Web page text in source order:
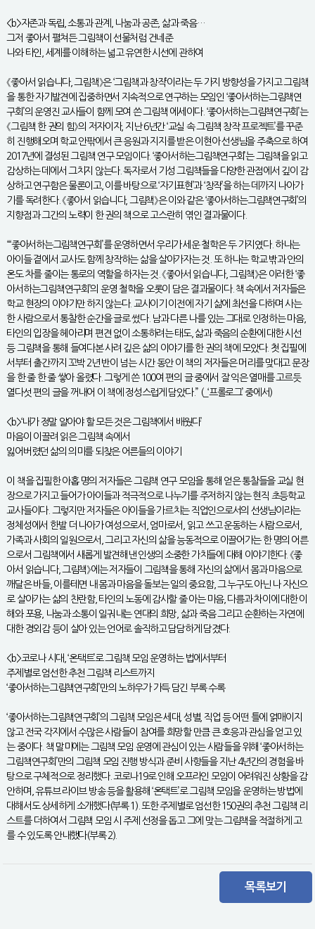
<b>자존과 독립, 소통과 관계, 나눔과 공존, 삶과 죽음…
그저 좋아서 펼쳐든 그림책이 선물처럼 건네준
나와 타인, 세계를 이해하는 넓고 유연한 시선에 관하여
《좋아서 읽습니다, 그림책》은 ‘그림책과 창작’이라는 두 가지 방향성을 가지고 그림책
을 통한 자기발견에 집중하면서 지속적으로 연구하는 모임인 ‘좋아서하는그림책연
구회’의 운영진 교사들이 함께 모여 쓴 그림책 에세이다. ‘좋아서하는그림책연구회’는
《그림책 한 권의 힘》의 저자이자, 지난 6년간 ‘교실 속 그림책 창작 프로젝트’를 꾸준
히 진행해오며 학교 안팎에서 큰 응원과 지지를 받은 이현아 선생님을 주축으로 하여
2017년에 결성된 그림책 연구 모임이다. ‘좋아서하는그림책연구회’는 그림책을 읽고
감상하는 데에서 그치지 않는다. 독자로서 기성 그림책들을 다양한 관점에서 깊이 감
상하고 연구함은 물론이고, 이를 바탕으로 ‘자기표현’과 ‘창작’을 하는 데까지 나아가
기를 독려한다. 《좋아서 읽습니다, 그림책》은 이와 같은 ‘좋아서하는그림책연구회’의
지향점과 그간의 노력이 한 권의 책으로 고스란히 엮인 결과물이다.
“‘좋아서하는그림책연구회’를 운영하면서 우리가 세운 철학은 두 가지였다. 하나는
아이들 곁에서 교사도 함께 창작하는 삶을 살아가자는 것. 또 하나는 학교 밖과 안의
온도 차를 줄이는 통로의 역할을 하자는 것. 《좋아서 읽습니다, 그림책》은 이러한 ‘좋
아서하는그림책연구회’의 운영 철학을 오롯이 담은 결과물이다. 책 속에서 저자들은
학교 현장의 이야기만 하지 않는다. 교사이기 이전에 자기 삶에 최선을 다하며 사는
한 사람으로서 통찰한 순간을 글로 썼다. 남과 다른 나를 있는 그대로 인정하는 마음,
타인의 입장을 헤아리며 편견 없이 소통하려는 태도, 삶과 죽음의 순환에 대한 시선
등 그림책을 통해 들여다본 사려 깊은 삶의 이야기를 한 권의 책에 모았다. 첫 집필에
서부터 출간까지 꼬박 2년 반이 넘는 시간 동안 이 책의 저자들은 머리를 맞대고 문장
을 한 줄 한 줄 쌓아 올렸다. 그렇게 쓴 100여 편의 글 중에서 잘 익은 열매를 고르듯
열다섯 편의 글을 꺼내어 이 책에 정성스럽게 담았다.” (_‘프롤로그’ 중에서)
<b>‘내가 정말 알아야 할 모든 것은 그림책에서 배웠다’
마음이 이끌려 읽은 그림책 속에서
잃어버렸던 삶의 의미를 되찾은 어른들의 이야기
이 책을 집필한 아홉 명의 저자들은 그림책 연구 모임을 통해 얻은 통찰들을 교실 현
장으로 가지고 들어가 아이들과 적극적으로 나누기를 주저하지 않는 현직 초등학교
교사들이다. 그렇지만 저자들은 아이들을 가르치는 직업인으로서의 선생님이라는
정체성에서 한발 더 나아가 여성으로서, 엄마로서, 읽고 쓰고 운동하는 사람으로서,
가족과 사회의 일원으로서, 그리고 자신의 삶을 능동적으로 이끌어가는 한 명의 어른
으로서 그림책에서 새롭게 발견해낸 인생의 소중한 가치들에 대해 이야기한다. 《좋
아서 읽습니다, 그림책》에는 저자들이 그림책을 통해 자신의 삶에서 몸과 마음으로
깨달은 바들, 이를테면 내 몸과 마음을 돌보는 일의 중요함, 그 누구도 아닌 나 자신으
로 살아가는 삶의 찬란함, 타인의 노동에 감사할 줄 아는 마음, 다름과 차이에 대한 이
해와 포용, 나눔과 소통이 일궈내는 연대의 희망, 삶과 죽음 그리고 순환하는 자연에
대한 경외감 등이 살아 있는 언어로 솔직하고 담담하게 담겼다.
<b>코로나 시대, ‘온택트’로 그림책 모임 운영하는 법에서부터
주제별로 엄선한 추천 그림책 리스트까지
‘좋아서하는그림책연구회’만의 노하우가 가득 담긴 부록 수록
‘좋아서하는그림책연구회’의 그림책 모임은 세대, 성별, 직업 등 어떤 틀에 얽매이지
않고 전국 각지에서 수많은 사람들이 참여를 희망할 만큼 큰 호응과 관심을 얻고 있
는 중이다. 책 말미에는 그림책 모임 운영에 관심이 있는 사람들을 위해 ‘좋아서하는
그림책연구회’만의 그림책 모임 진행 방식과 준비 사항들을 지난 4년간의 경험을 바
탕으로 구체적으로 정리했다. 코로나19로 인해 오프라인 모임이 어려워진 상황을 감
안하며, 유튜브 라이브 방송 등을 활용해 ‘온택트’로 그림책 모임을 운영하는 방법에
대해서도 상세하게 소개했다(부록 1). 또한 주제별로 엄선한 150권의 추천 그림책 리
스트를 더하여서 그림책 모임 시 주제 선정을 돕고 그에 맞는 그림책을 적절하게 고
를 수 있도록 안내했다(부록 2).
목록보기